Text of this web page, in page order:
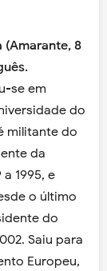
(Amarante, 8
se em
do
militante do
da
1995, e
o último
do
Saiu para
Europeu,